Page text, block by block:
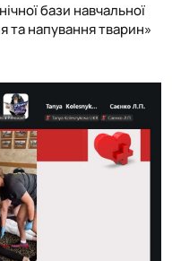
бази навчальної
та напування тварин»